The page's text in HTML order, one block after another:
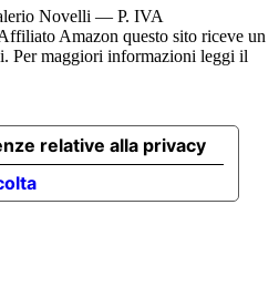
Novelli — P. IVA
Amazon questo sito riceve un
Per maggiori informazioni leggi il
relative alla privacy